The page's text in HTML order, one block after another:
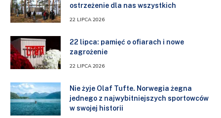
ostrzeżenie dla nas wszystkich
22 LIPCA 2026
22 lipca: pamięć o ofiarach i nowe
zagrożenie
22 LIPCA 2026
Nie żyje Olaf Tufte. Norwegia żegna
jednego z najwybitniejszych sportowców
w swojej historii